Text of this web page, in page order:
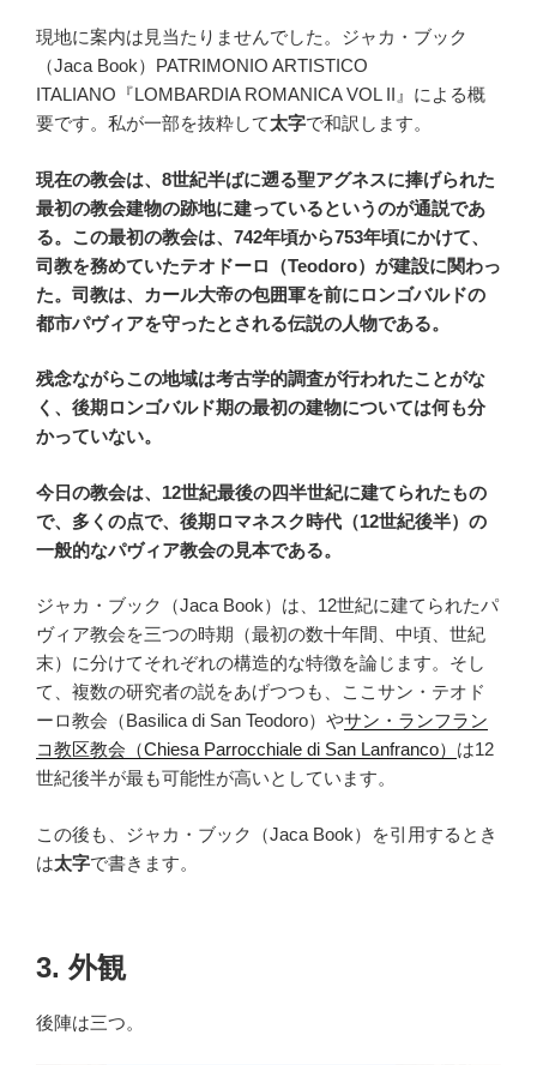
現地に案内は見当たりませんでした。ジャカ・ブック
（Jaca Book）PATRIMONIO ARTISTICO
ITALIANO『LOMBARDIA ROMANICA VOL II』による概
要です。私が一部を抜粋して太字で和訳します。
現在の教会は、8世紀半ばに遡る聖アグネスに捧げられた
最初の教会建物の跡地に建っているというのが通説であ
る。この最初の教会は、742年頃から753年頃にかけて、
司教を務めていたテオドーロ（Teodoro）が建設に関わっ
た。司教は、カール大帝の包囲軍を前にロンゴバルドの
都市パヴィアを守ったとされる伝説の人物である。
残念ながらこの地域は考古学的調査が行われたことがな
く、後期ロンゴバルド期の最初の建物については何も分
かっていない。
今日の教会は、12世紀最後の四半世紀に建てられたもの
で、多くの点で、後期ロマネスク時代（12世紀後半）の
一般的なパヴィア教会の見本である。
ジャカ・ブック（Jaca Book）は、12世紀に建てられたパ
ヴィア教会を三つの時期（最初の数十年間、中頃、世紀
末）に分けてそれぞれの構造的な特徴を論じます。そし
て、複数の研究者の説をあげつつも、ここサン・テオド
ーロ教会（Basilica di San Teodoro）やサン・ランフラン
コ教区教会（Chiesa Parrocchiale di San Lanfranco） は12
世紀後半が最も可能性が高いとしています。
この後も、ジャカ・ブック（Jaca Book）を引用するとき
は太字で書きます。
3. 外観
後陣は三つ。